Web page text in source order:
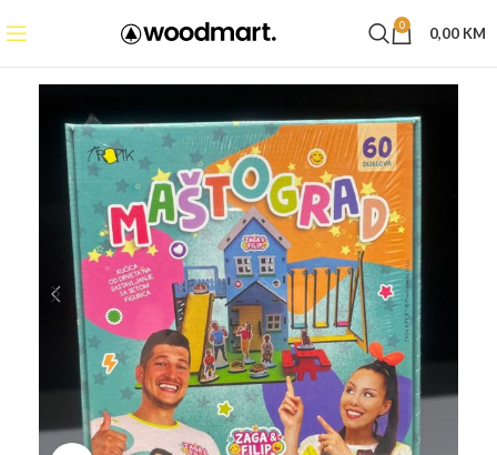
0 0,00 KM